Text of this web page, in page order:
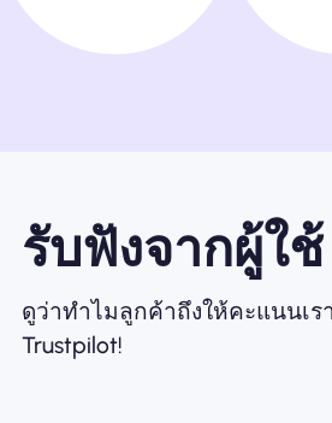
รับฟังจากผู้ใ
ดูว่าทำไมลูกค้าถึงให้คะแนนเร
Trustpilot!